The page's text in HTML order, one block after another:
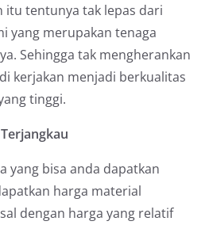
itu tentunya tak lepas dari
yang merupakan tenaga
Sehingga tak mengherankan
kerjakan menjadi berkualitas
tinggi.
yang bisa anda dapatkan
harga material
dengan harga yang relatif